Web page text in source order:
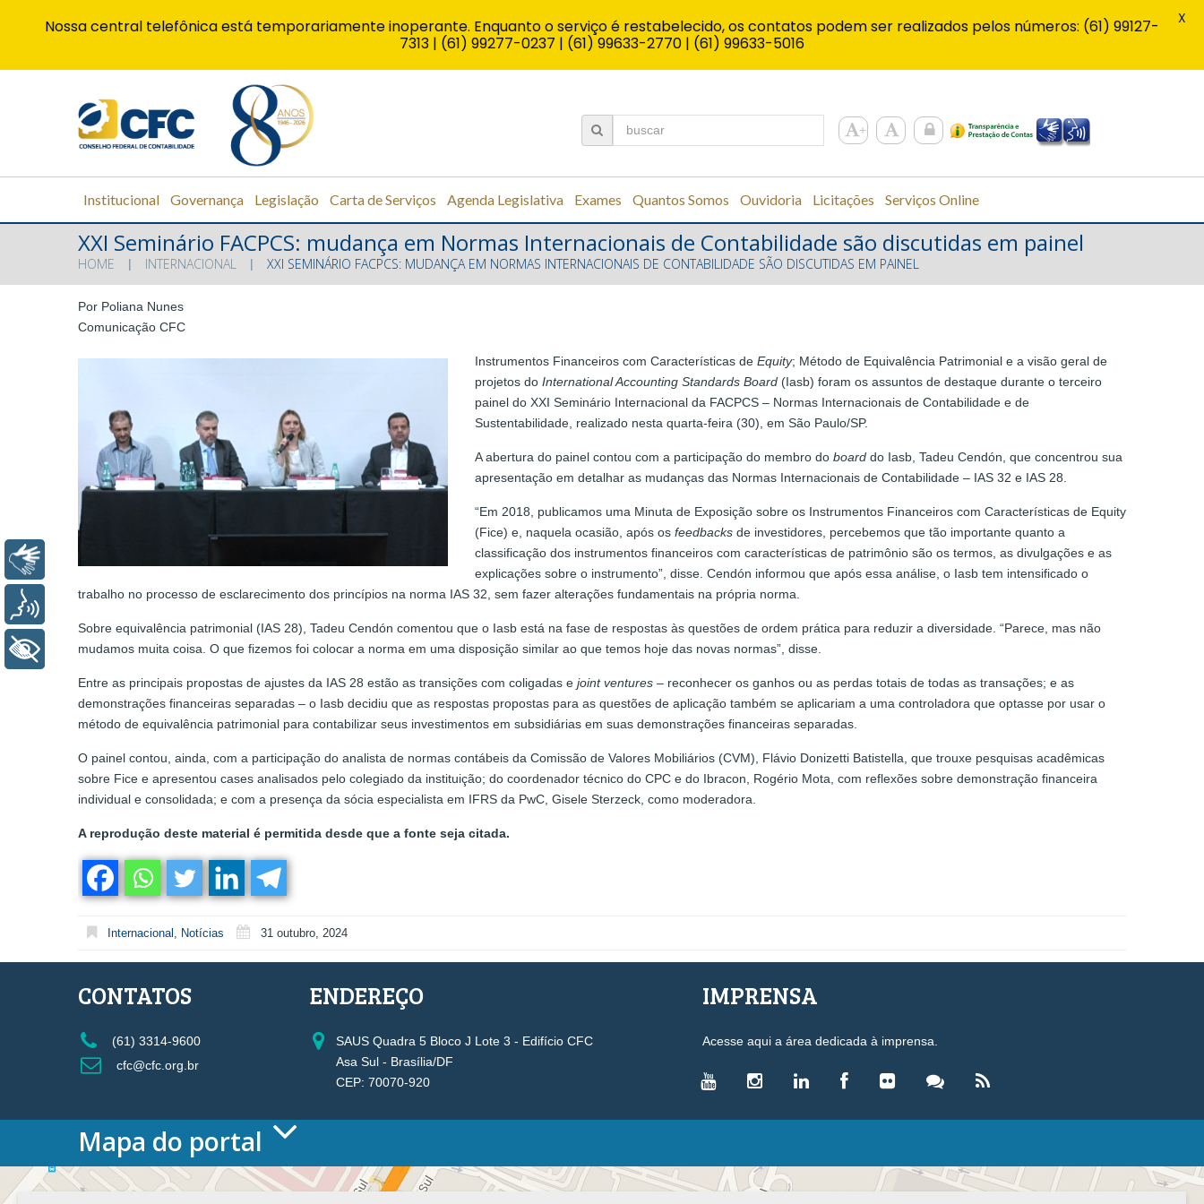
Institucional Governança Legislação Carta de Serviços Agenda Legislativa Exames Quantos Somos Ouvidoria Licitações Serviços Online
XXI Seminário FACPCS: mudança em Normas Internacionais de Contabilidade são discutidas em painel
HOME INTERNACIONAL XXI SEMINÁRIO FACPCS: MUDANÇA EM NORMAS INTERNACIONAIS DE CONTABILIDADE SÃO DISCUTIDAS EM PAINEL
Por Poliana Nunes
Comunicação CFC
Instrumentos Financeiros com Características de Equity; Método de Equivalência Patrimonial e a visão geral de
projetos do International Accounting Standards Board (Iasb) foram os assuntos de destaque durante o terceiro
painel do XXI Seminário Internacional da FACPCS – Normas Internacionais de Contabilidade e de
Sustentabilidade, realizado nesta quarta-feira (30), em São Paulo/SP.
A abertura do painel contou com a participação do membro do board do Iasb, Tadeu Cendón, que concentrou sua
apresentação em detalhar as mudanças das Normas Internacionais de Contabilidade – IAS 32 e IAS 28.
“Em 2018, publicamos uma Minuta de Exposição sobre os Instrumentos Financeiros com Características de Equity
(Fice) e, naquela ocasião, após os feedbacks de investidores, percebemos que tão importante quanto a
classificação dos instrumentos financeiros com características de patrimônio são os termos, as divulgações e as
explicações sobre o instrumento”, disse. Cendón informou que após essa análise, o Iasb tem intensificado o
trabalho no processo de esclarecimento dos princípios na norma IAS 32, sem fazer alterações fundamentais na própria norma.
Sobre equivalência patrimonial (IAS 28), Tadeu Cendón comentou que o Iasb está na fase de respostas às questões de ordem prática para reduzir a diversidade. “Parece, mas não
mudamos muita coisa. O que fizemos foi colocar a norma em uma disposição similar ao que temos hoje das novas normas”, disse.
Entre as principais propostas de ajustes da IAS 28 estão as transições com coligadas e joint ventures – reconhecer os ganhos ou as perdas totais de todas as transações; e as
demonstrações financeiras separadas – o Iasb decidiu que as respostas propostas para as questões de aplicação também se aplicariam a uma controladora que optasse por usar o
método de equivalência patrimonial para contabilizar seus investimentos em subsidiárias em suas demonstrações financeiras separadas.
O painel contou, ainda, com a participação do analista de normas contábeis da Comissão de Valores Mobiliários (CVM), Flávio Donizetti Batistella, que trouxe pesquisas acadêmicas
sobre Fice e apresentou cases analisados pelo colegiado da instituição; do coordenador técnico do CPC e do Ibracon, Rogério Mota, com reflexões sobre demonstração financeira
individual e consolidada; e com a presença da sócia especialista em IFRS da PwC, Gisele Sterzeck, como moderadora.
A reprodução deste material é permitida desde que a fonte seja citada.
Internacional , Notícias 31 outubro, 2024
CONTATOS
(61) 3314-9600
cfc@cfc.org.br
ENDEREÇO
SAUS Quadra 5 Bloco J Lote 3 - Edifício CFC
Asa Sul - Brasília/DF
CEP: 70070-920
IMPRENSA
Acesse aqui a área dedicada à imprensa.
Mapa do portal
HOME
O CONSELHO
VICE-PRESIDÊNCIAS
Administrativa
LEGISLAÇÃO
Leis
Nossa central telefônica está temporariamente inoperante. Enquanto o serviço é restabelecido, os contatos podem ser realizados pelos números: (61) 99127-
7313 | (61) 99277-0237 | (61) 99633-2770 | (61) 99633-5016
X
+ Acessibilidade